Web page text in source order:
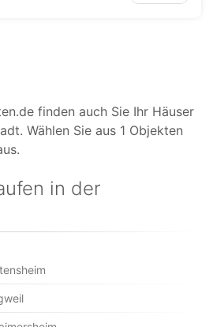
finden auch Sie Ihr Häuser
Wählen Sie aus 1 Objekten
in der